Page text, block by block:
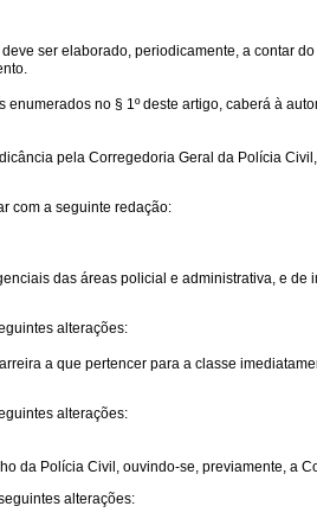
ser elaborado, periodicamente, a contar
no § 1º deste artigo, caberá à
pela Corregedoria Geral da Polícia
com a seguinte redação:
das áreas policial e administrativa, e
alterações:
a que pertencer para a classe
alterações:
da Polícia Civil, ouvindo-se, previamente, a
alterações: